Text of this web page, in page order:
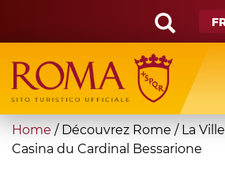
main
content
Search
form
Recherche
You
are
Home / Découvrez Rome / La Ville
Casina du Cardinal Bessarione